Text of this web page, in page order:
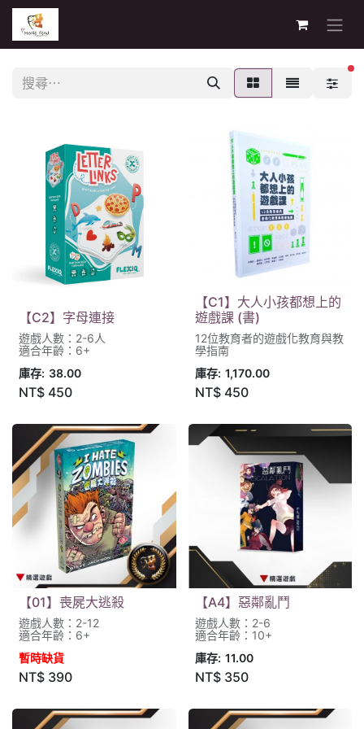
【C2】字母連接
遊戲人數：2-6人
適合年齡：6+
庫存: 38.00
NT$ 450
【C1】大人小孩都想上的
遊戲課 (書)
12位教育者的遊戲化教育與教
學指南
庫存: 1,170.00
NT$ 450
【01】喪屍大逃殺
遊戲人數：2-12
適合年齡：6+
暫時缺貨
NT$ 390
【A4】惡鄰亂鬥
遊戲人數：2-6
適合年齡：10+
庫存: 11.00
NT$ 350